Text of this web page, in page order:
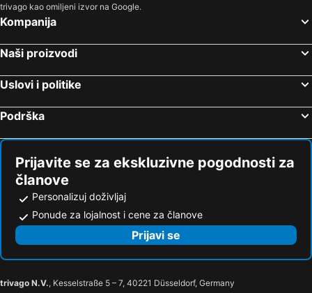
Rock im Park
Bahnhof München-Pasing
Großhadern Metro Station
Rottal-Terme
Burg Hohenstein
Burg Hiltpoltstein
Sommerrodelbahn Pottenstein
Fünf-Seidla-Steig®
Burg Egloffstein
Stempfermühle
Hirtenmuseum
Etzelwanger Kirchweih
Teufelstisch
Sonnen- und Planetenweg
trivago kao omiljeni izvor na Google.
Kompanija
Naši proizvodi
Uslovi i politike
Podrška
Prijavite se za ekskluzivne pogodnosti za
članove
Personalizuj doživljaj
Ponude za lojalnost i cene za članove
Prijavi se
trivago N.V., Kesselstraße 5 – 7, 40221 Düsseldorf, Germany